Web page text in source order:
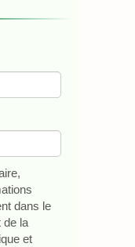
dans le
de la
et